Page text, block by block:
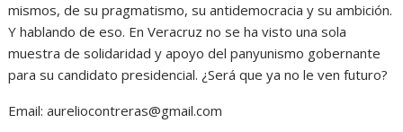
mismos, de su pragmatismo, su antidemocracia y su ambición.
Y hablando de eso. En Veracruz no se ha visto una sola
muestra de solidaridad y apoyo del panyunismo gobernante
para su candidato presidencial. ¿Será que ya no le ven futuro?
Email: aureliocontreras@gmail.com